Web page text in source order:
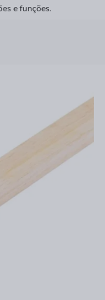
e funções.